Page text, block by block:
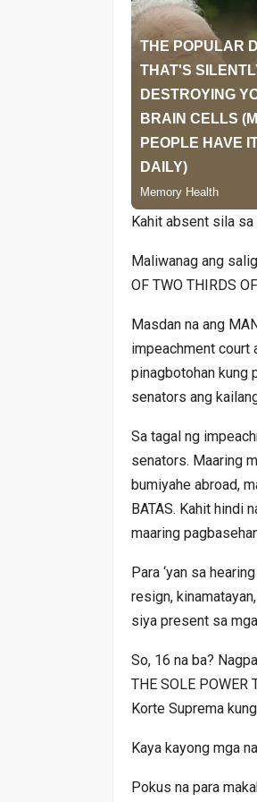
Kahit absent sila
Maliwanag ang
OF TWO THIRDS
Masdan na ang
impeachment court
pinagbotohan kung
senators ang
Sa tagal ng
senators. Maaring
bumiyahe abroad,
BATAS. Kahit hindi
maaring
Para ‘yan sa
resign,
siya present sa
So, 16 na ba?
THE SOLE POWER
Korte Suprema
Kaya kayong mga
Pokus na para